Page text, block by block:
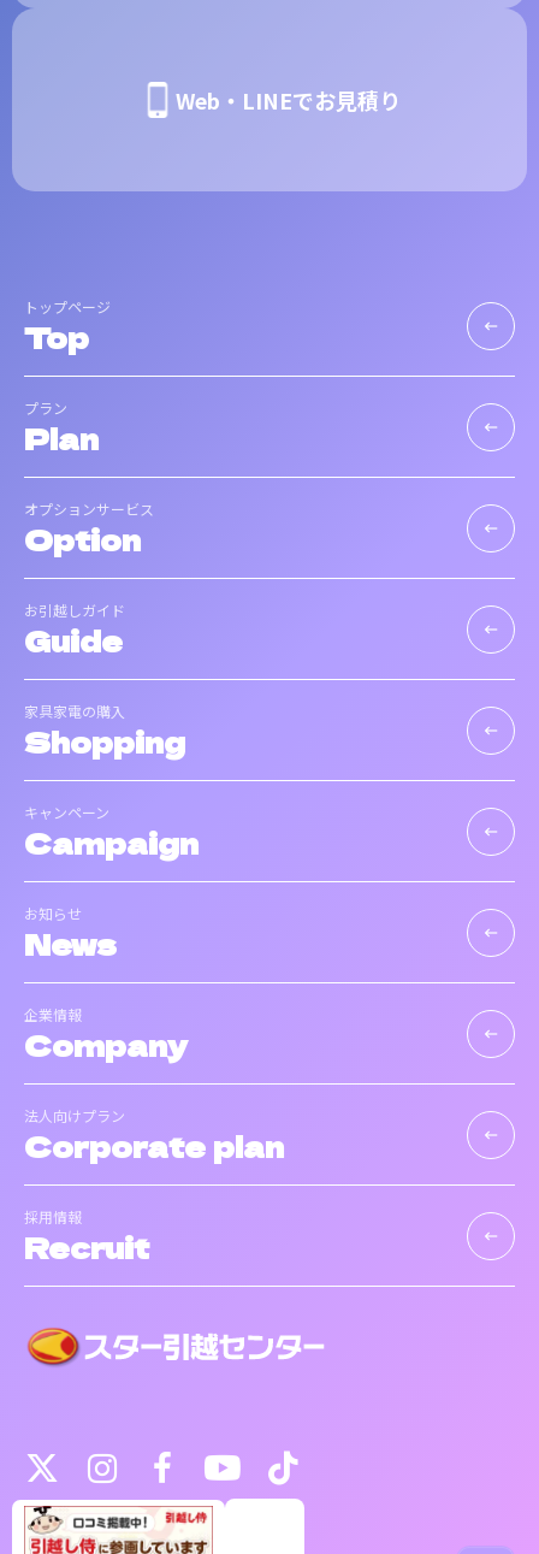
Web・LINEでお見積り
トップページ
Top keyboard_backspace
プラン
Plan keyboard_backspace
オプションサービス
Option keyboard_backspace
お引越しガイド
Guide keyboard_backspace
家具家電の購入
Shopping keyboard_backspace
キャンペーン
Campaign keyboard_backspace
お知らせ
News keyboard_backspace
企業情報
Company keyboard_backspace
法人向けプラン
Corporate plan keyboard_backspace
採用情報
Recruit keyboard_backspace